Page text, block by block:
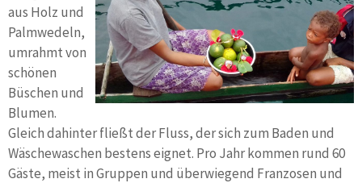
aus Holz und
Palmwedeln,
umrahmt von
schönen
Büschen und
Blumen.
Gleich dahinter fließt der Fluss, der sich zum Baden und
Wäschewaschen bestens eignet. Pro Jahr kommen rund 60
Gäste, meist in Gruppen und überwiegend Franzosen und